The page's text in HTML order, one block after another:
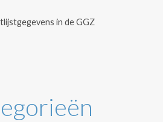
in de GGZ